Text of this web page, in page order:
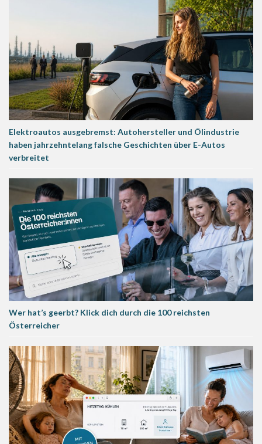
Elektroautos ausgebremst: Autohersteller und Ölindustrie
haben jahrzehntelang falsche Geschichten über E-Autos
verbreitet
Wer hat’s geerbt? Klick dich durch die 100 reichsten
Österreicher